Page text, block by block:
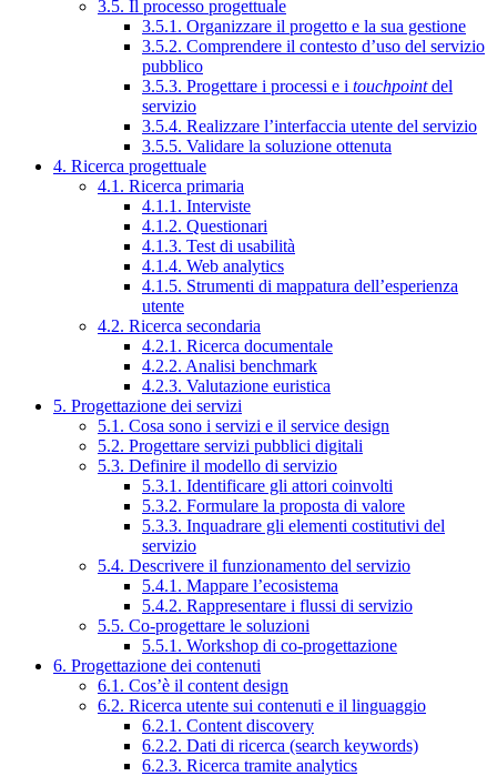
3.5. Il processo progettuale
3.5.1. Organizzare il progetto e la sua gestione
3.5.2. Comprendere il contesto d’uso del servizio
pubblico
3.5.3. Progettare i processi e i touchpointdel
servizio
3.5.4. Realizzare l’interfaccia utente del servizio
3.5.5. Validare la soluzione ottenuta
4. Ricerca progettuale
4.1. Ricerca primaria
4.1.1. Interviste
4.1.2. Questionari
4.1.3. Test di usabilità
4.1.4. Web analytics
4.1.5. Strumenti di mappatura dell’esperienza
utente
4.2. Ricerca secondaria
4.2.1. Ricerca documentale
4.2.2. Analisi benchmark
4.2.3. Valutazione euristica
5. Progettazione dei servizi
5.1. Cosa sono i servizi e il service design
5.2. Progettare servizi pubblici digitali
5.3. Definire il modello di servizio
5.3.1. Identificare gli attori coinvolti
5.3.2. Formulare la proposta di valore
5.3.3. Inquadrare gli elementi costitutivi del
servizio
5.4. Descrivere il funzionamento del servizio
5.4.1. Mappare l’ecosistema
5.4.2. Rappresentare i flussi di servizio
5.5. Co-progettare le soluzioni
5.5.1. Workshop di co-progettazione
6. Progettazione dei contenuti
6.1. Cos’è il content design
6.2. Ricerca utente sui contenuti e il linguaggio
6.2.1. Content discovery
6.2.2. Dati di ricerca (search keywords)
6.2.3. Ricerca tramite analytics